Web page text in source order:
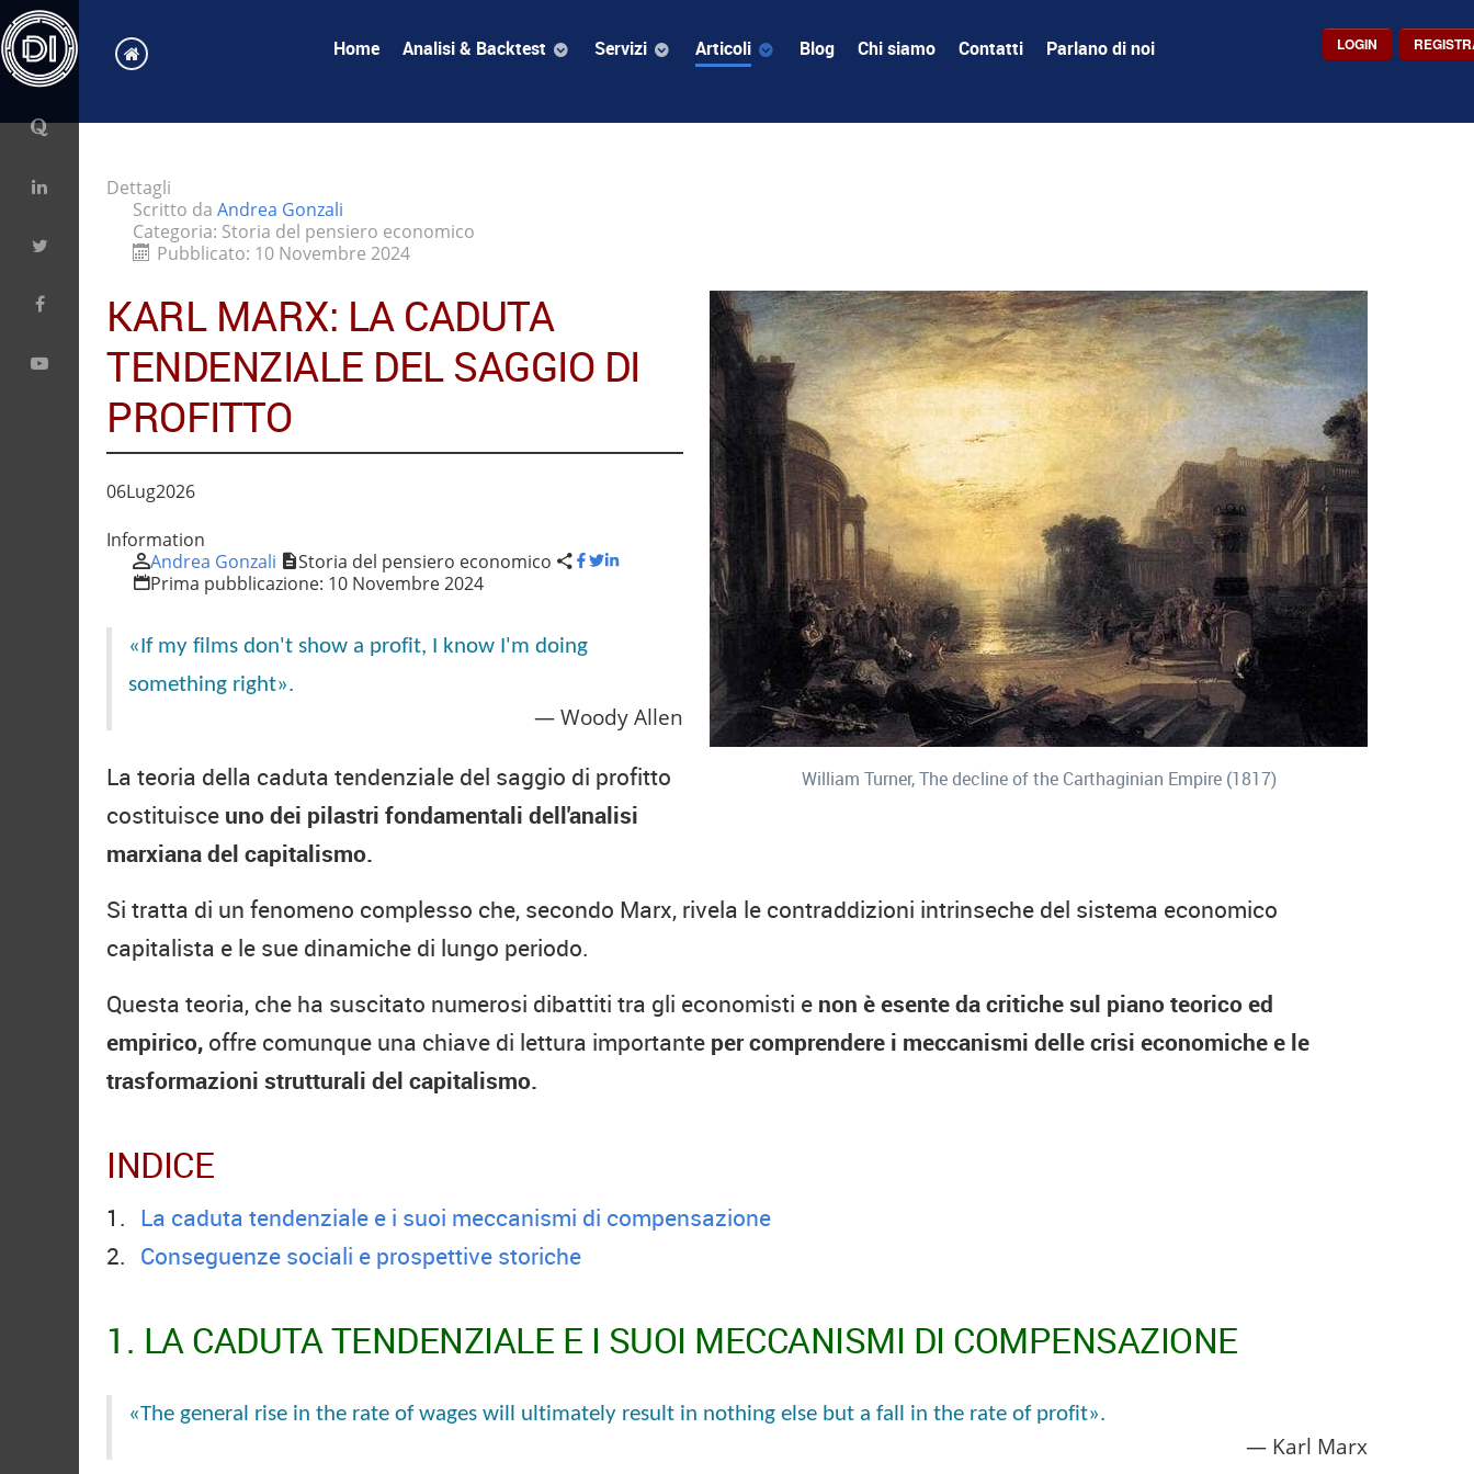
Home Analisi & Backtest Servizi Articoli Blog Chi siamo Contatti Parlano di noi LOGIN
Dettagli
Scritto da Andrea Gonzali
Categoria: Storia del pensiero economico
Pubblicato: 10 Novembre 2024
William Turner, The decline of the Carthaginian Empire (1817)
KARL MARX: LA CADUTA
TENDENZIALE DEL SAGGIO DI
PROFITTO
06Lug2026
Information
Andrea Gonzali
Storia del pensiero economico
Prima pubblicazione: 10 Novembre 2024
«If my films don't show a profit, I know I'm doing
something right».
Woody Allen
La teoria della caduta tendenziale del saggio di profitto
costituisce uno dei pilastri fondamentali dell'analisi
marxiana del capitalismo.
Si tratta di un fenomeno complesso che, secondo Marx, rivela le contraddizioni intrinseche del sistema economico
capitalista e le sue dinamiche di lungo periodo.
Questa teoria, che ha suscitato numerosi dibattiti tra gli economisti e non è esente da critiche sul piano teorico ed
empirico, offre comunque una chiave di lettura importante per comprendere i meccanismi delle crisi economiche e le
trasformazioni strutturali del capitalismo.
INDICE
La caduta tendenziale e i suoi meccanismi di compensazione
Conseguenze sociali e prospettive storiche
1. LA CADUTA TENDENZIALE E I SUOI MECCANISMI DI COMPENSAZIONE
«The general rise in the rate of wages will ultimately result in nothing else but a fall in the rate of profit».
Karl Marx